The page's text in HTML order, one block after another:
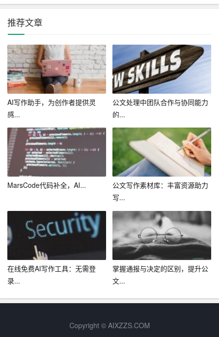
写作宝支持用户自定义语言偏好，无论是正式严谨还是轻
松幽默，都能精准匹配此外，它还能学习并适应用户的写
作习惯，随着时间的推移，生成的文本愈发贴近用户的“笔
调”。
四、质量控制，确保内容质量
尽管AI技术强大，但内容的准确性和深度始终是创作的核
心“AI写作宝”内置多重校对机制，包括语法检查、事实核
查、逻辑分析等，确保输出内容的专业性和可读性同时，
它鼓励并协助用户对内容进行迭代优化，让每一次修改都
更接近完美。
五、案例分享：从实践看成效
– 新闻报道：某新闻机构采用AI写作宝后，新闻稿撰写速度
提升50%，同时保持了高水准的新闻质量特别是在突发事
件报道中，AI快速生成的初步报道为抢占先机赢得了宝贵
时间。
– 学术论文：一位研究生在撰写论文时，利用AI写作宝进行
文献综述和理论框架的构建，不仅大幅缩短了准备时间，
还因其独特的视角丰富了论文内容，最终成功发表。
– 市场营销文案：一家电商企业利用AI写作宝高效产出季节
容，有效提升了转化率。
推荐文章
AI写作助手，为创作者提供灵
感...
公文处理中团队合作与协同能力
的...
MarsCode代码补全，AI...
公文写作素材库：丰富资源助力
写...
在线免费AI写作工具：无需登
录...
掌握通报与决定的区别，提升公
文...
Copyright © AIXZZS.COM